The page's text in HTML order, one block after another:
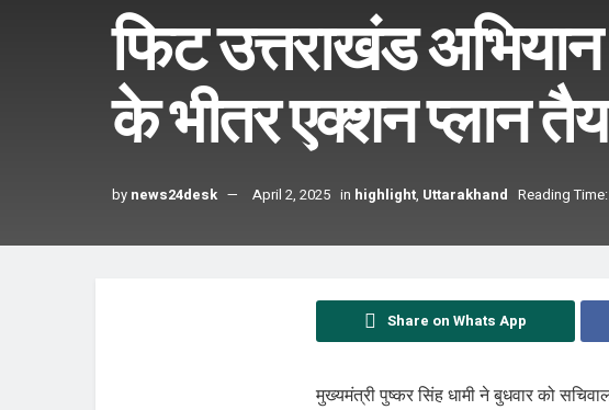
फिट उत्तराखंड अभियान
के भीतर एक्शन प्लान
by news24desk April 2, 2025 in highlight, Uttarakhand Reading
Share on Whats App
मुख्यमंत्री पुष्कर सिंह धामी ने बुधवार को